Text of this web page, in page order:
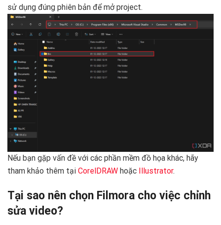
sử dụng đúng phiên bản để mở project.
Nếu bạn gặp vấn đề với các phần mềm đồ họa khác, hãy
tham khảo thêm tại CorelDRAW hoặc Illustrator. ️
Tại sao nên chọn Filmora cho việc chỉnh
sửa video?